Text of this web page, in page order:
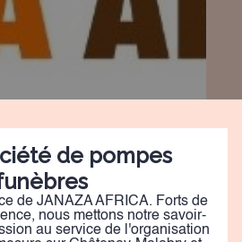
de pompes
de JANAZA AFRICA. Forts de
nous mettons notre savoir-
au service de l'organisation